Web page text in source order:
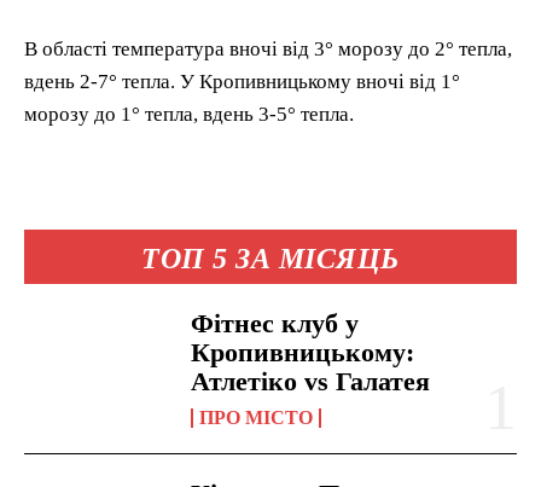
ТОП 5 ЗА МІСЯЦЬ
Фітнес клуб у
Кропивницькому:
Атлетіко vs Галатея
ПРО МІСТО
В області температура вночі від 3° морозу до 2° тепла,
вдень 2-7° тепла. У Кропивницькому вночі від 1°
морозу до 1° тепла, вдень 3-5° тепла.